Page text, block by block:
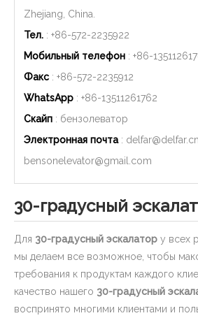
Zhejiang, China.
Тел. : +86-572-2235922
Мобильный телефон : +86-
Факс : +86-572-2235912
WhatsApp : +86-13511261762
Скайп : бензолеватор
Электронная почта: delfar@delfar.cn
bensonelevator@gmail.com
30-градусный
Для 30-градусный эскалатор у всех
мы делаем все возможное, чтобы
требования к продуктам каждого
качество нашего 30-градусный
воспринято многими клиентами и